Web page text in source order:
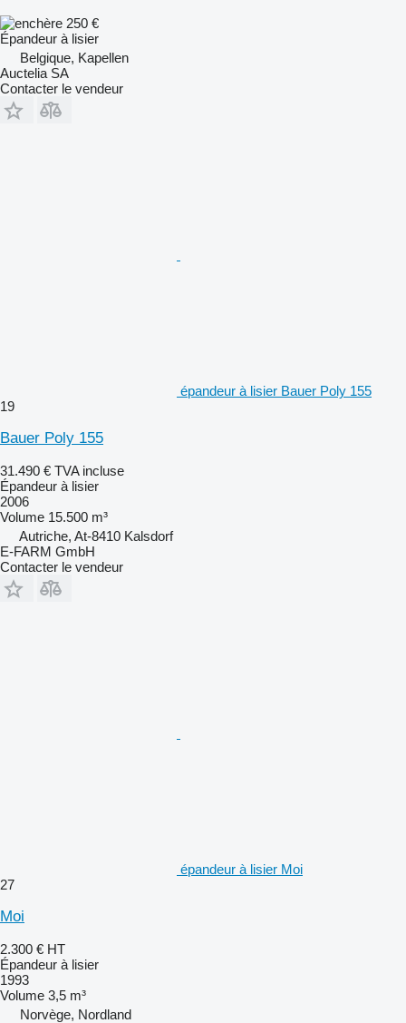
250 €
Épandeur à lisier
Belgique, Kapellen
Auctelia SA
Contacter le vendeur
épandeur à lisier Bauer Poly 155
19
Bauer Poly 155
31.490 € TVA incluse
Épandeur à lisier
2006
Volume 15.500 m³
Autriche, At-8410 Kalsdorf
E-FARM GmbH
Contacter le vendeur
épandeur à lisier Moi
27
Moi
2.300 € HT
Épandeur à lisier
1993
Volume 3,5 m³
Norvège, Nordland